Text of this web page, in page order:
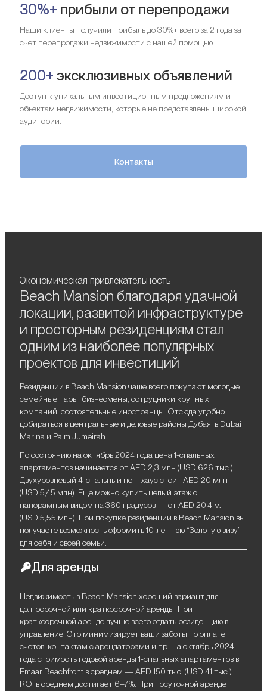
30%+ прибыли от перепродажи
Наши клиенты получили прибыль до 30%+ всего за 2 года за
счет перепродажи недвижимости с нашей помощью.
200+ эксклюзивных объявлений
Доступ к уникальным инвестиционным предложениям и
объектам недвижимости, которые не представлены широкой
аудитории.
Контакты
Экономическая привлекательность
Beach Mansion благодаря удачной
локации, развитой инфраструктуре
и просторным резиденциям стал
одним из наиболее популярных
проектов для инвестиций
Резиденции в Beach Mansion чаще всего покупают молодые
семейные пары, бизнесмены, сотрудники крупных
компаний, состоятельные иностранцы. Отсюда удобно
добираться в центральные и деловые районы Дубая, в Dubai
Marina и Palm Jumeirah.
По состоянию на октябрь 2024 года цена 1-спальных
апартаментов начинается от AED 2,3 млн (USD 626 тыс.).
Двухуровневый 4-спальный пентхаус стоит AED 20 млн
(USD 5,45 млн). Еще можно купить целый этаж с
панорамным видом на 360 градусов — от AED 20,4 млн
(USD 5,55 млн). При покупке резиденции в Beach Mansion вы
получаете возможность оформить 10-летнюю “Золотую визу”
для себя и своей семьи.
Для аренды
Недвижимость в Beach Mansion хороший вариант для
долгосрочной или краткосрочной аренды. При
краткосрочной аренде лучше всего отдать резиденцию в
управление. Это минимизирует ваши заботы по оплате
счетов, контактам с арендаторами и пр. На октябрь 2024
года стоимость годовой аренды 1-спальных апартаментов в
Emaar Beachfront в среднем — AED 150 тыс. (USD 41 тыс.).
ROI в среднем достигает 6–7%. При посуточной аренде